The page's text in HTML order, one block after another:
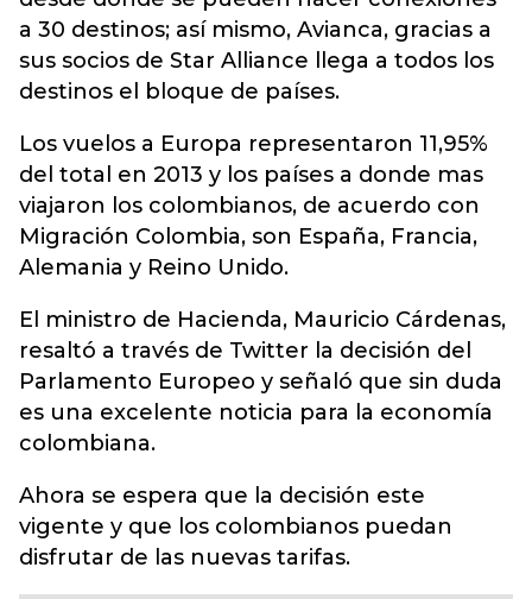
a 30 destinos; así mismo, Avianca, gracias a
sus socios de Star Alliance llega a todos los
destinos el bloque de países.
Los vuelos a Europa representaron 11,95%
del total en 2013 y los países a donde mas
viajaron los colombianos, de acuerdo con
Migración Colombia, son España, Francia,
Alemania y Reino Unido.
El ministro de Hacienda, Mauricio Cárdenas,
resaltó a través de Twitter la decisión del
Parlamento Europeo y señaló que sin duda
es una excelente noticia para la economía
colombiana.
Ahora se espera que la decisión este
vigente y que los colombianos puedan
disfrutar de las nuevas tarifas.